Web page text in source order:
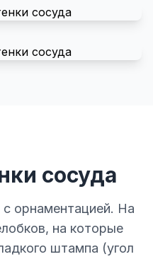
сосуда
орнаментацией. На
на которые
штампа (угол